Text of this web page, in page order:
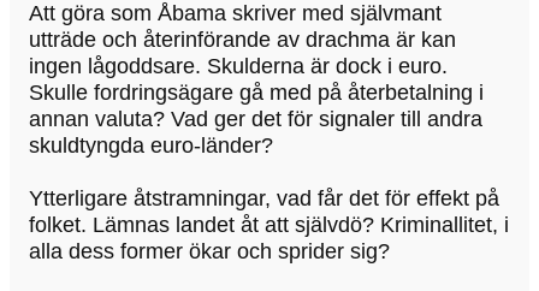
Att göra som Åbama skriver med självmant
utträde och återinförande av drachma är kan
ingen lågoddsare. Skulderna är dock i euro.
Skulle fordringsägare gå med på återbetalning i
annan valuta? Vad ger det för signaler till andra
skuldtyngda euro-länder?
Ytterligare åtstramningar, vad får det för effekt på
folket. Lämnas landet åt att självdö? Kriminallitet, i
alla dess former ökar och sprider sig?